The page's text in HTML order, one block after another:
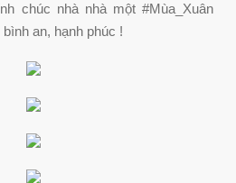
chúc nhà nhà một #Mùa_Xuân
an, hạnh phúc !